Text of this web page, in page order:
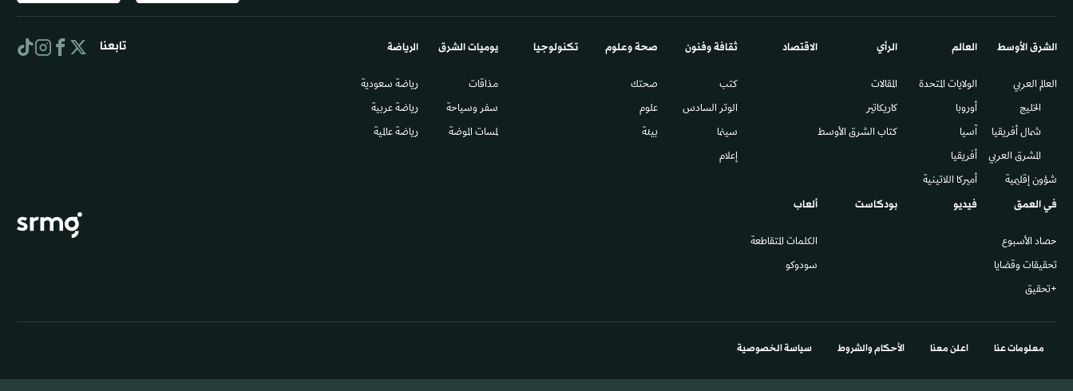
الشرق الأوسط​
العالم العربي
الخليج
شمال أفريقيا
المشرق العربي
شؤون إقليمية
العالم
الولايات المتحدة
أوروبا
آسيا
أفريقيا
أميركا اللاتينية
الرأي
المقالات
كاريكاتير
كتاب الشرق الأوسط
الاقتصاد ثقافة وفنون
كتب
الوتر السادس​
سينما
إعلام
صحة وعلوم
صحتك
علوم
بيئة
تكنولوجيا يوميات الشرق​
مذاقات
سفر وسياحة
لمسات الموضة
الرياضة
رياضة سعودية
رياضة عربية
رياضة عالمية
في العمق
حصاد الأسبوع
تحقيقات وقضايا
+تحقيق
فيديو بودكاست ألعاب
الكلمات المتقاطعة
سودوكو
تابعنا
معلومات عنا اعلن معنا الأحكام والشروط سياسة الخصوصية